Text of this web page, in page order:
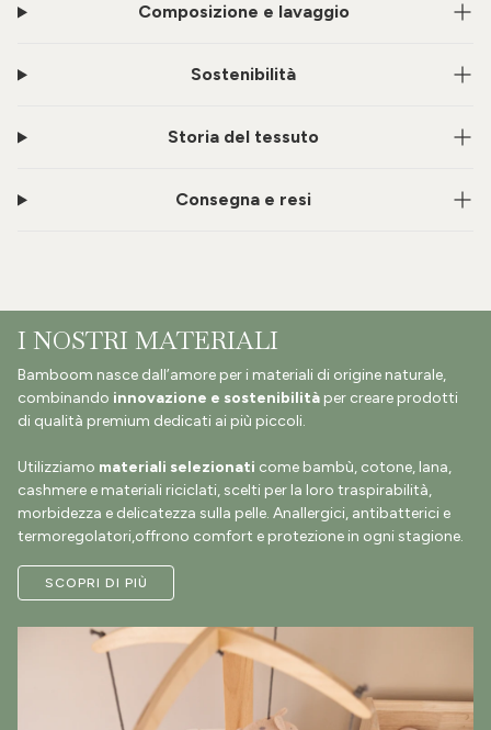
Composizione e lavaggio
Sostenibilità
Storia del tessuto
Consegna e resi
I NOSTRI MATERIALI
Bamboom nasce dall’amore per i materiali di origine naturale,
combinando innovazione e sostenibilità per creare prodotti
di qualità premium dedicati ai più piccoli.
Utilizziamo materiali selezionati come bambù, cotone, lana,
cashmere e materiali riciclati, scelti per la loro traspirabilità,
morbidezza e delicatezza sulla pelle. Anallergici, antibatterici e
termoregolatori,offrono comfort e protezione in ogni stagione.
SCOPRI DI PIÙ